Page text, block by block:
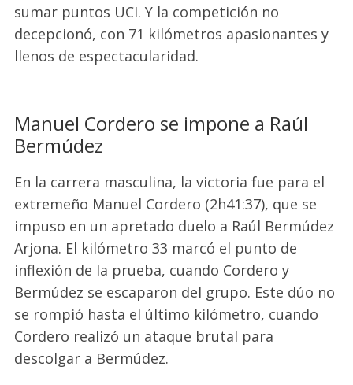
sumar puntos UCI. Y la competición no
decepcionó, con 71 kilómetros apasionantes y
llenos de espectacularidad.
Manuel Cordero se impone a Raúl
Bermúdez
En la carrera masculina, la victoria fue para el
extremeño Manuel Cordero (2h41:37), que se
impuso en un apretado duelo a Raúl Bermúdez
Arjona. El kilómetro 33 marcó el punto de
inflexión de la prueba, cuando Cordero y
Bermúdez se escaparon del grupo. Este dúo no
se rompió hasta el último kilómetro, cuando
Cordero realizó un ataque brutal para
descolgar a Bermúdez.